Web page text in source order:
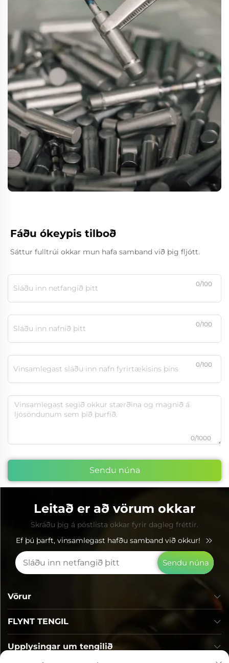
Fáðu ókeypis tilboð
Sáttur fulltrúi okkar mun hafa samband við þig fljótt.
0/100
0/100
0/100
0/1000
Sendu núna
Leitað er að vörum okkar
Skráðu þig á póstlista okkar fyrir dagleg fréttir.
Ef þú þarft, vinsamlegast hafðu samband við okkur!
Sendu núna
FLYNT TENGIL
Vörur
Upplysingar um tengilið